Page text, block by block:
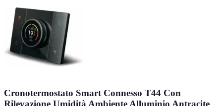
Cronotermostato Smart Connesso T44 Con
Rilevazione Umidità Ambiente Alluminio Antracite